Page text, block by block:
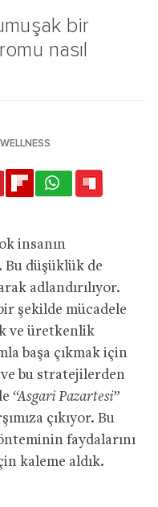
bir
nasıl
insanın
düşüklük de
adlandırılıyor.
şekilde mücadele
ve üretkenlik
başa çıkmak için
bu stratejilerden
“Asgari Pazartesi”
çıkıyor. Bu
faydalarını
kaleme aldık.